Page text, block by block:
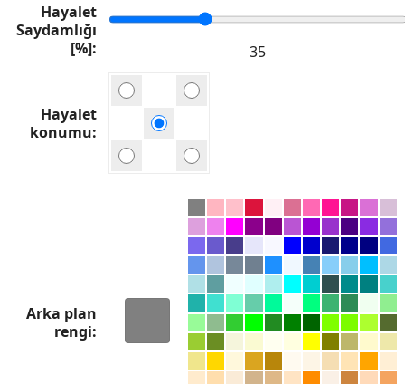
Hayalet
Saydamlığı
[%]
Hayalet
konumu
Arka plan
rengi